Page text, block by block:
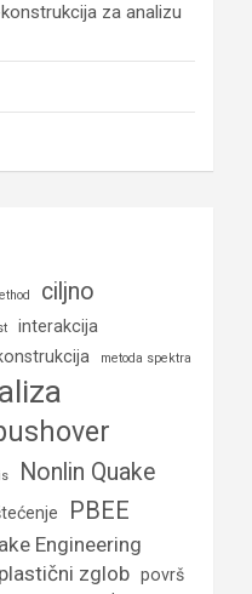
za analizu
ciljno
interakcija
metoda spektra
Nonlin Quake
PBEE
Engineering
plastični zglob površ